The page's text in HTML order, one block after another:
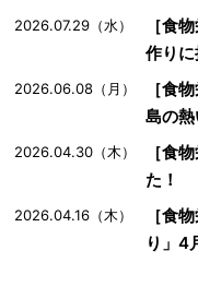
2026.07.29（水）
［食
作りに
2026.06.08（月）
［食
島の
2026.04.30（木）
［食
た！
2026.04.16（木）
［食
り」4